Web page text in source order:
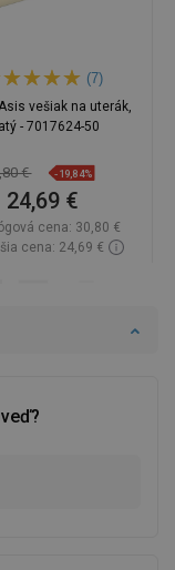
(7)
vešiak na uterák,
- 7017624-50
€ -19,84%
24,69 €
cena: 30,80 €
cena: 24,69 €